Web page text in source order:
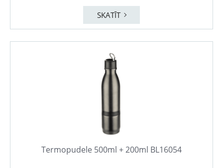
SKATĪT
Termopudele 500ml + 200ml BL16054